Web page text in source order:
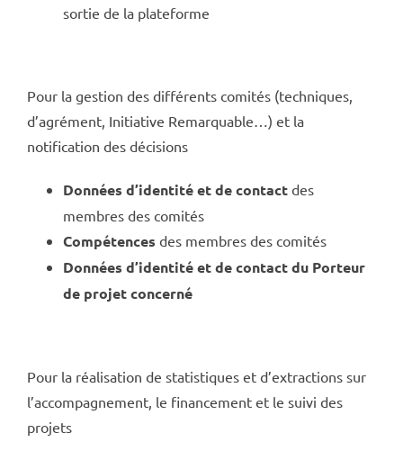
sortie de la plateforme
Pour la gestion des différents comités (techniques,
d’agrément, Initiative Remarquable…) et la
notification des décisions
Données d’identité et de contactdes
membres des comités
Compétences des membres des comités
Données d’identité et de contact du Porteur
de projet concerné
Pour la réalisation de statistiques et d’extractions sur
l’accompagnement, le financement et le suivi des
projets